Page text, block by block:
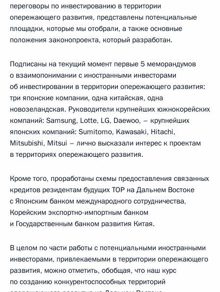
переговоры по инвестированию в территории
опережающего развития, представлены потенциальные
площадки, которые мы отобрали, а также основные
положения законопроекта, который разработан.
Подписаны на текущий момент первые 5 меморандумов
о взаимопонимании с иностранными инвесторами
об инвестировании в территории опережающего развития:
три японские компании, одна китайская, одна
новозеландская. Руководители крупнейших южнокорейских
компаний: Samsung, Lotte, LG, Daewoo, – крупнейших
японских компаний: Sumitomo, Kawasaki, Hitachi,
Mitsubishi, Mitsui – лично высказали интерес к проектам
в территориях опережающего развития.
Кроме того, проработаны схемы предоставления связанных
кредитов резидентам будущих ТОР на Дальнем Востоке
с Японским банком международного сотрудничества,
Корейским экспортно-импортным банком
и Государственным банком развития Китая.
В целом по части работы с потенциальными иностранными
инвесторами, привлекаемыми в территории опережающего
развития, можно отметить, обобщая, что наш курс
по созданию конкурентоспособных территорий